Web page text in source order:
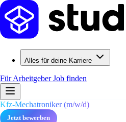
Alles für deine Karriere
Für ArbeitgeberJob finden
Kfz-Mechatroniker (m/w/d)
Jetzt bewerben